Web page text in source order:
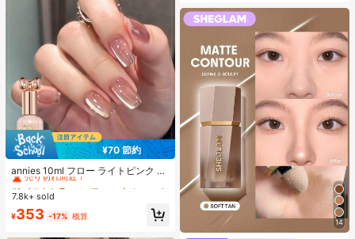
¥70 節約
annies 10ml フロー ライトピンク キ
ャットアイ ジェルネイルポリッシュ
ウルトラシャイン UVジェル ミラー
グラス キャットマグネットジェル ワ
ニス ネイルサプライ
#1 ベストセラー
に アニーズ ジェルネイルポリッシュ
売り切れ間近！
#1 ベストセラー
売り切れ間近！
#1 ベストセラー
売り切れ間近！
#1 ベストセラー
に アニーズ ジェルネイルポリッシュ
7.8k+ sold
¥353 -17% 概算
14